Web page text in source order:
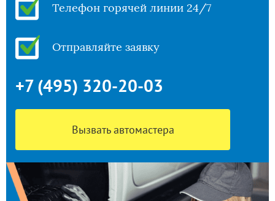
Телефон горячей линии 24/7
Отправляйте заявку
+7 (495) 320-20-03
Вызвать автомастера